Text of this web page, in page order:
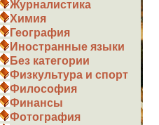
Журналистика
Химия
География
Иностранные языки
Без категории
Физкультура и спорт
Философия
Финансы
Фотография